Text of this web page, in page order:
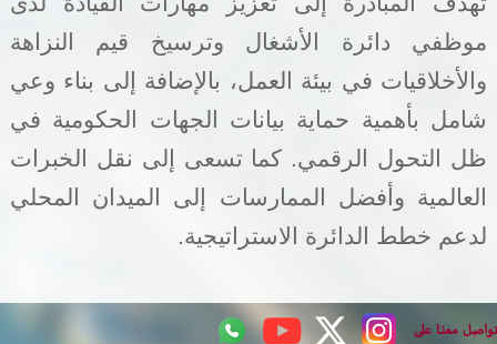
موظفي دائرة الأشغال وترسيخ قيم النزاهة
والأخلاقيات في بيئة العمل، بالإضافة إلى بناء وعي
شامل بأهمية حماية بيانات الجهات الحكومية في
ظل التحول الرقمي. كما تسعى إلى نقل الخبرات
العالمية وأفضل الممارسات إلى الميدان المحلي
لدعم خطط الدائرة الاستراتيجية.
معنا على